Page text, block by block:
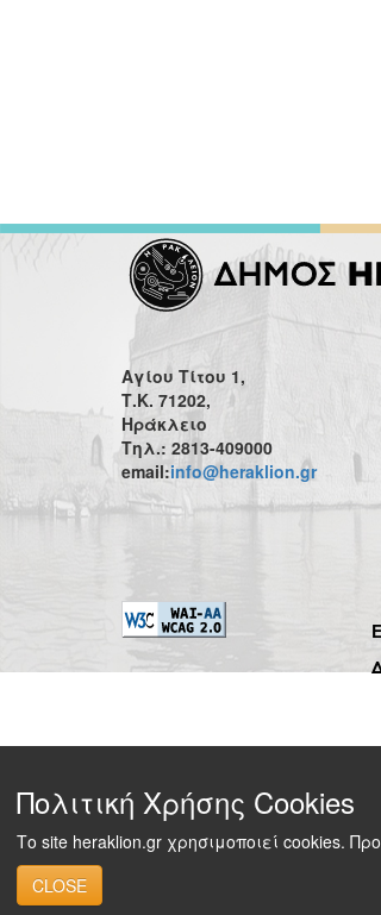
Αγίου Τίτου 1,
Τ.Κ. 71202,
Ηράκλειο
Τηλ.: 2813-409000
email:info@heraklion.gr
Πολιτική Χρήσης Cookies
Το site heraklion.gr χρησιμοποιεί cookies.
CLOSE